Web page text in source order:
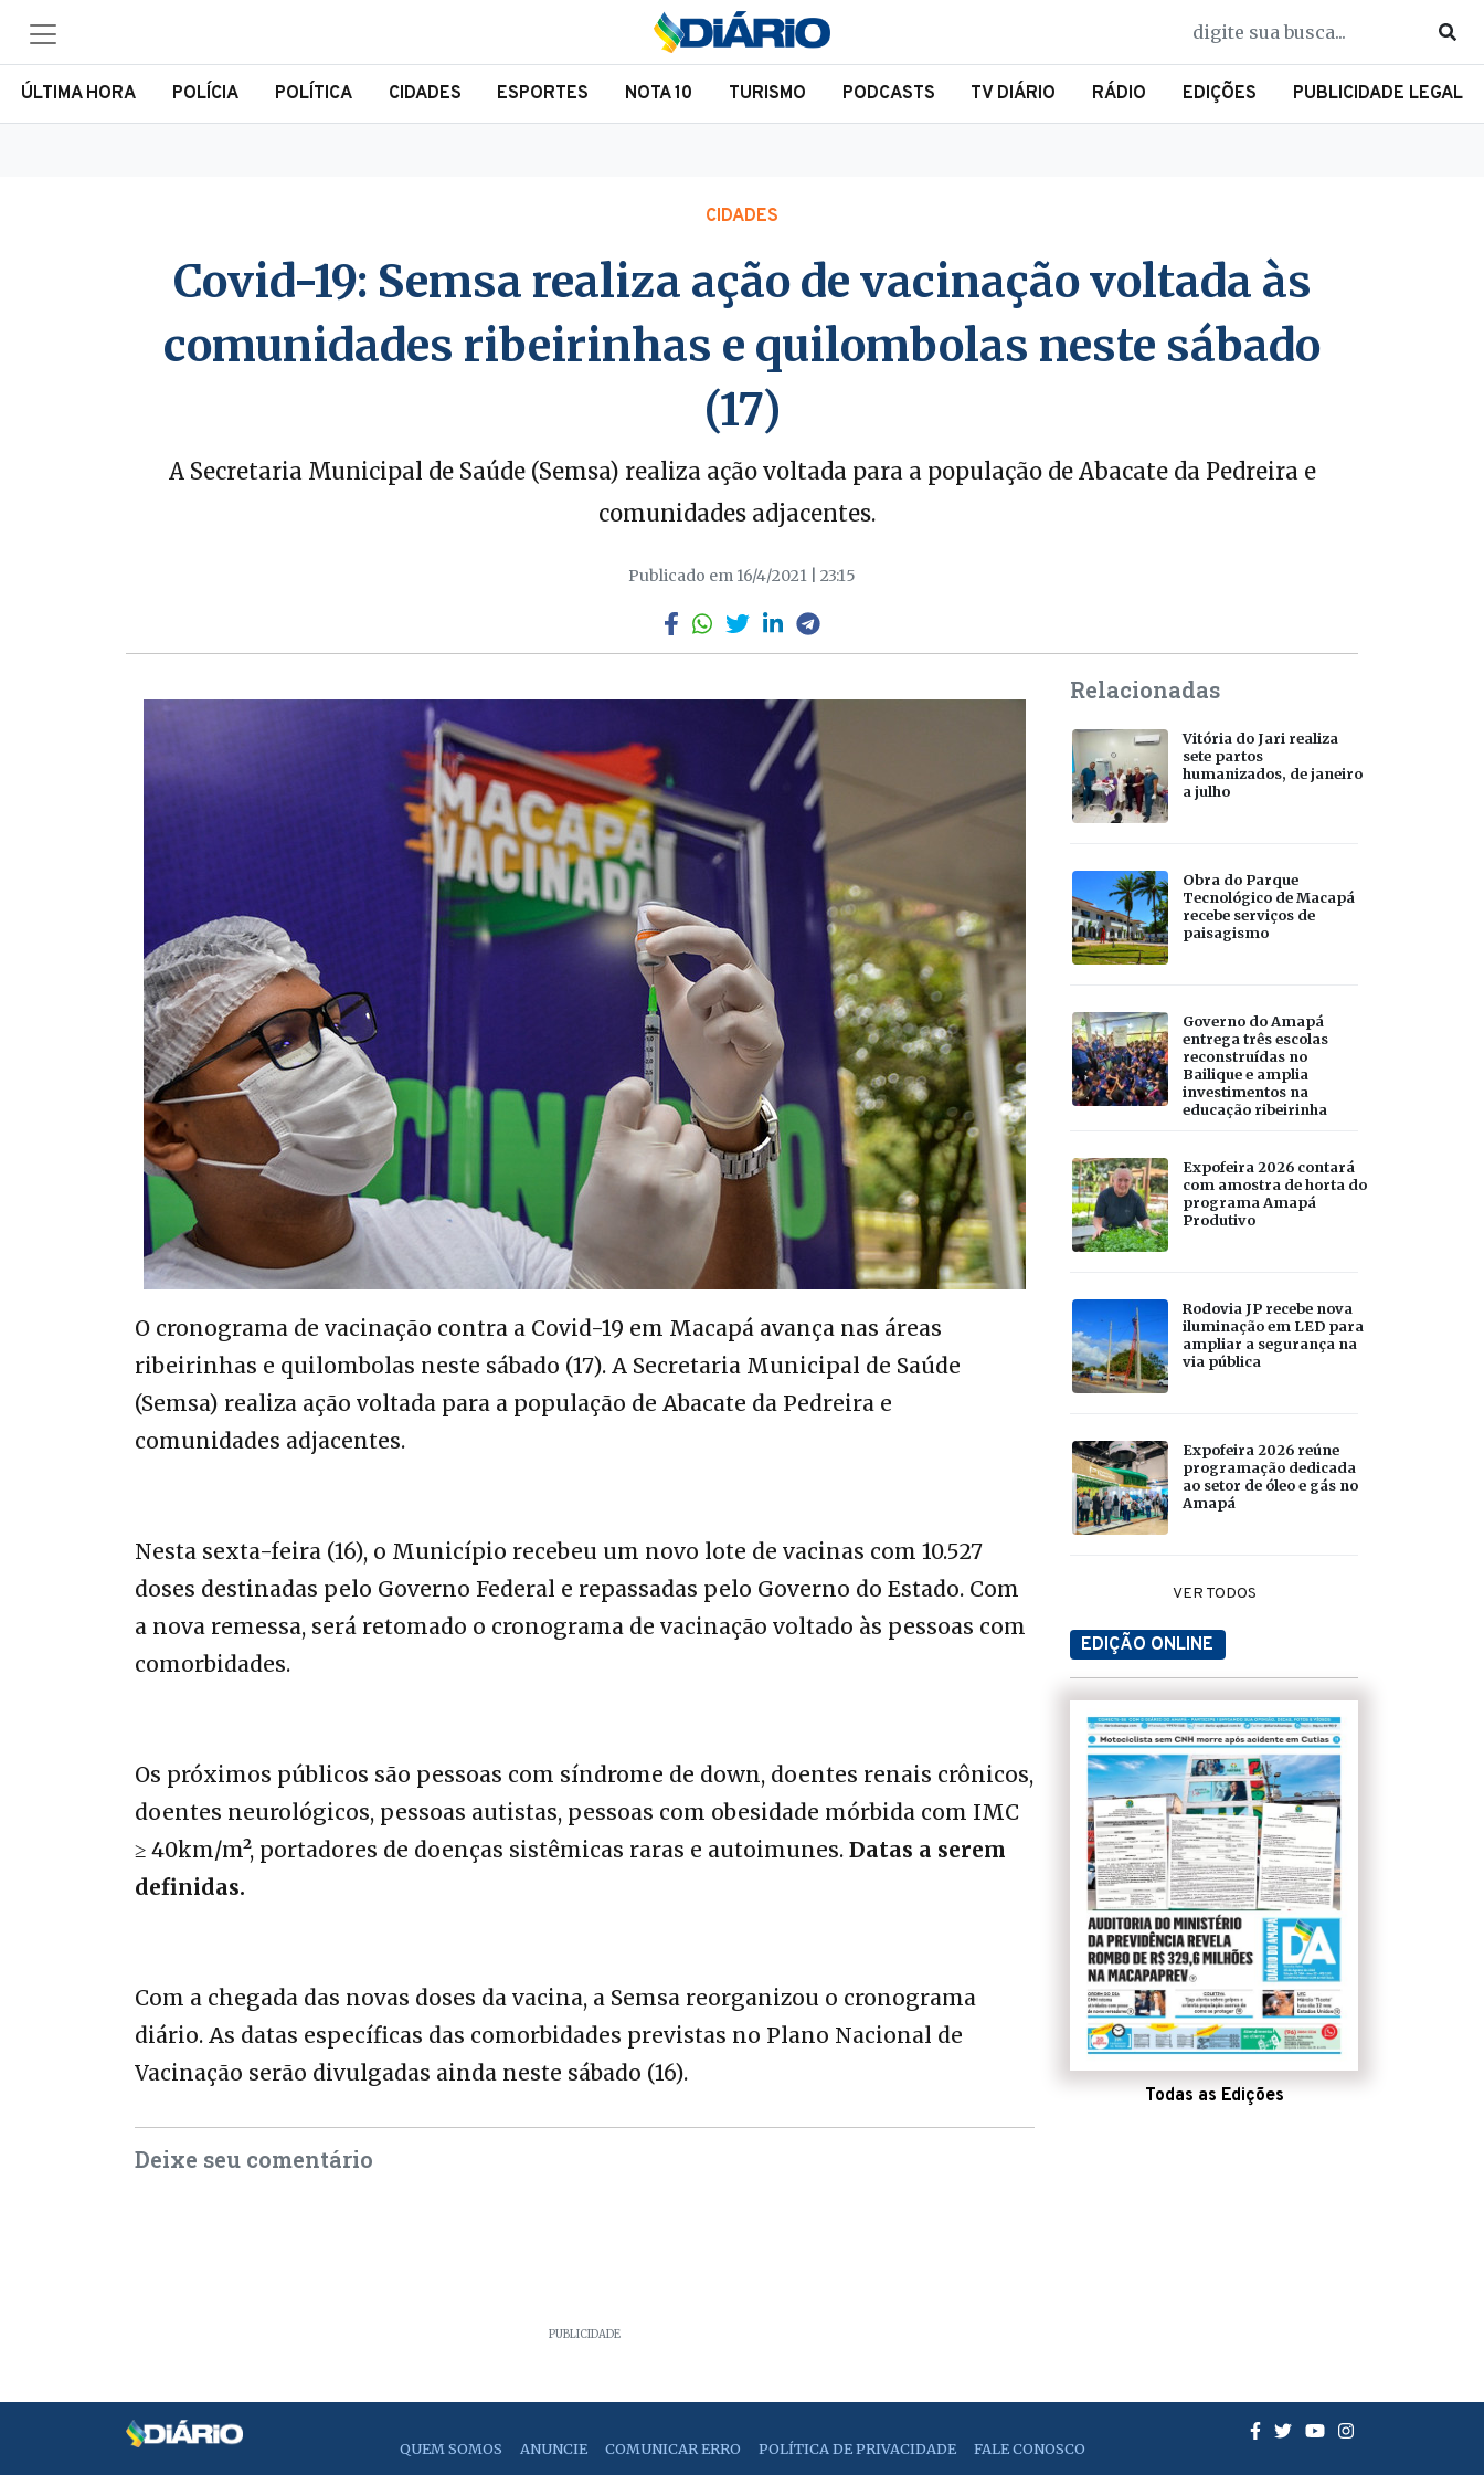
ÚLTIMA HORA POLÍCIA POLÍTICA CIDADES ESPORTES NOTA 10 TURISMO PODCASTS TV DIÁRIO RÁDIO EDIÇÕES PUBLICIDADE LEGAL
CIDADES
Covid-19: Semsa realiza ação de vacinação voltada às
comunidades ribeirinhas e quilombolas neste sábado
(17)
A Secretaria Municipal de Saúde (Semsa) realiza ação voltada para a população de Abacate da Pedreira e
comunidades adjacentes.
Publicado em 16/4/2021 | 23:15
O cronograma de vacinação contra a Covid-19 em Macapá avança nas áreas
ribeirinhas e quilombolas neste sábado (17). A Secretaria Municipal de Saúde
(Semsa) realiza ação voltada para a população de Abacate da Pedreira e
comunidades adjacentes.
Nesta sexta-feira (16), o Município recebeu um novo lote de vacinas com 10.527
doses destinadas pelo Governo Federal e repassadas pelo Governo do Estado. Com
a nova remessa, será retomado o cronograma de vacinação voltado às pessoas com
comorbidades.
Os próximos públicos são pessoas com síndrome de down, doentes renais crônicos,
doentes neurológicos, pessoas autistas, pessoas com obesidade mórbida com IMC
≥ 40km/m², portadores de doenças sistêmicas raras e autoimunes. Datas a serem
definidas.
Com a chegada das novas doses da vacina, a Semsa reorganizou o cronograma
diário. As datas específicas das comorbidades previstas no Plano Nacional de
Vacinação serão divulgadas ainda neste sábado (16).
Deixe seu comentário
PUBLICIDADE
Relacionadas
Vitória do Jari realiza
sete partos
humanizados, de janeiro
a julho
Obra do Parque
Tecnológico de Macapá
recebe serviços de
paisagismo
Governo do Amapá
entrega três escolas
reconstruídas no
Bailique e amplia
investimentos na
educação ribeirinha
Expofeira 2026 contará
com amostra de horta do
programa Amapá
Produtivo
Rodovia JP recebe nova
iluminação em LED para
ampliar a segurança na
via pública
Expofeira 2026 reúne
programação dedicada
ao setor de óleo e gás no
Amapá
VER TODOS
EDIÇÃO ONLINE
Todas as Edições
QUEM SOMOS ANUNCIE COMUNICAR ERRO POLÍTICA DE PRIVACIDADE FALE CONOSCO